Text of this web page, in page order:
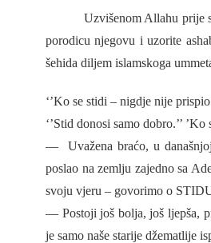
Uzvišenom Allahu prije
porodicu njegovu i uzorite
šehida diljem islamskoga
‘’Ko se stidi – nigdje nije prispio
‘’Stid donosi samo dobro.’’
—
Uvažena braćo, u
poslao na zemlju zajedno sa
svoju vjeru – govorimo o
— Postoji još bolja, još ljepša,
je samo naše starije džematlije